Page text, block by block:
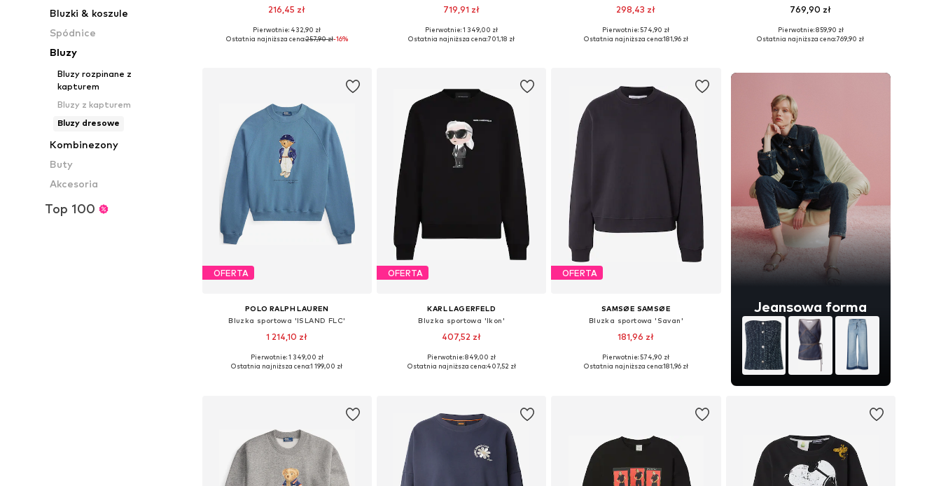
Bluzki & koszule
Spódnice
Bluzy
Bluzy rozpinane z
kapturem
Bluzy z kapturem
Bluzy dresowe
Kombinezony
Buty
Akcesoria
Top 100
216,45 zł
Dostępne rozmiary: XS, S, M, L
Pierwotnie: 432,90 zł
Ostatnia najniższa cena:257,90 zł-16%
719,91 zł
Dostępne w różnych rozmiarach
Pierwotnie: 1 349,00 zł
Ostatnia najniższa cena:701,18 zł
298,43 zł
+4
Dostępne rozmiary: S, M, L, XL
Pierwotnie: 574,90 zł
Ostatnia najniższa cena:181,96 zł
769,90 zł
Dostępne rozmiary: XS, S, M, L, XL
Pierwotnie: 859,90 zł
Ostatnia najniższa cena:769,90 zł
OFERTA
POLO RALPH LAUREN
Bluzka sportowa 'ISLAND FLC'
1 214,10 zł
Dostępne w różnych rozmiarach
Pierwotnie: 1 349,00 zł
Ostatnia najniższa cena:1 199,00 zł
OFERTA
KARL LAGERFELD
Bluzka sportowa 'Ikon'
407,52 zł
Dostępne rozmiary: XS, S, M, L, XL
Pierwotnie: 849,00 zł
Ostatnia najniższa cena:407,52 zł
OFERTA
SAMSØE SAMSØE
Bluzka sportowa 'Savan'
181,96 zł
Dostępne rozmiary: XS, S, M, L, XL
Pierwotnie: 574,90 zł
Ostatnia najniższa cena:181,96 zł
Jeansowa forma